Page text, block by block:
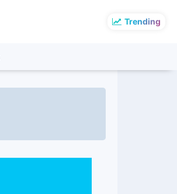
Trending